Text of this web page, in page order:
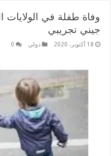
وفاة طفلة في
جيني تجريبي
18 أكتوبر، 2020 دولي 0